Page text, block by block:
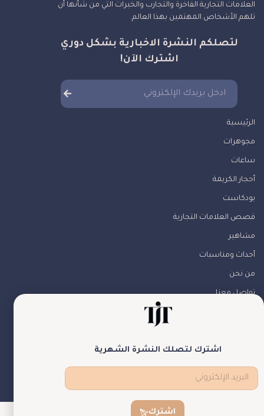
العلامات التجارية الفاخرة والتجارب والخبرات التي من شأنها أن
تلهم الأشخاص المهتمين بهذا العالم.
لتصلكم النشرة الاخبارية بشكل دوري
اشترك الآن!
الرئيسية
مجوهرات
ساعات
أحجار الكريمة
بودكاست
قصص العلامات التجارية
مشاهير
أحداث ومناسبات
من نحن
تواصل معنا
theJewelryTales © جميع الحقوق محفوظة
اشترك لتصلك النشرة الشهرية
اشترك